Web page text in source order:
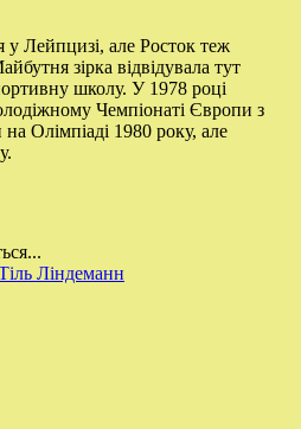
у Лейпцизі, але Росток теж
зірка відвідувала тут
школу. У 1978 році
Чемпіонаті Європи з
Олімпіаді 1980 року, але
Ліндеманн